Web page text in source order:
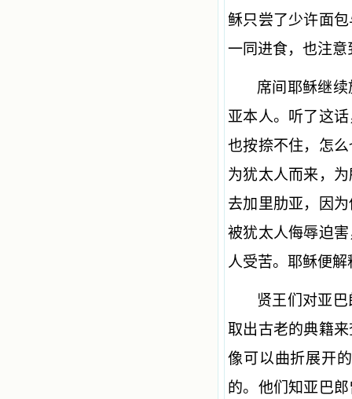
稣只尝了少许面
一同进食，也注
席间耶稣继
亚本人。听了这
也按捺不住，怎
为犹太人而来，
去加里肋亚，因
被犹太人侮辱迫
人受苦。耶稣便
贤王们对亚
取出古老的典籍
像可以曲折展开
的。他们知亚巴